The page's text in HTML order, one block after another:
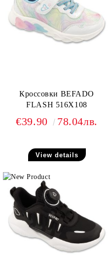
Кроссовки BEFADO
FLASH 516X108
€39.90 78.04лв.
View details